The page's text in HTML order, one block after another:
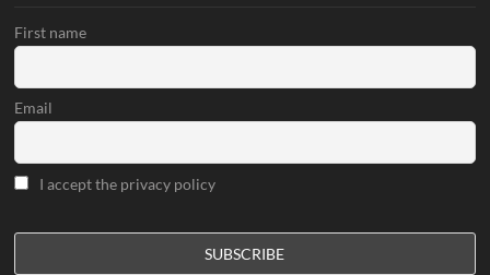
First name
Email
I accept the privacy policy